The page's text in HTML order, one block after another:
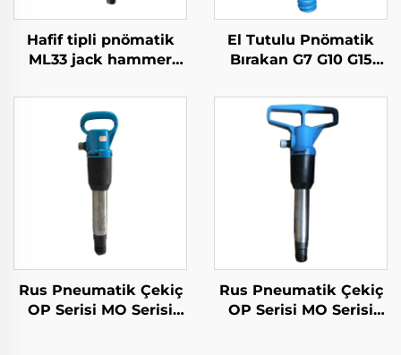
Hafif tipli pnömatik
ML33 jack hammer
El Tutulu Pnömatik
Bırakan G7 G10 G15
Rus Pneumatik Çekiç
OP Serisi MO Serisi
Rus Pneumatik Çekiç
OP Serisi MO Serisi